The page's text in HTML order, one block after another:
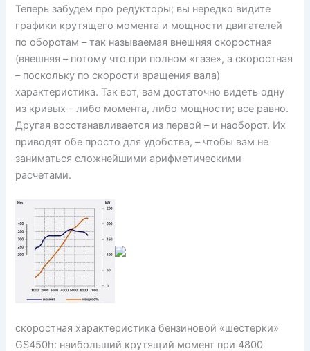
Теперь забудем про редукторы; вы нередко видите
графики крутящего момента и мощности двигателей
по оборотам – так называемая внешняя скоростная
(внешняя – потому что при полном «газе», а скоростная
– поскольку по скорости вращения вала)
характеристика. Так вот, вам достаточно видеть одну
из кривых – либо момента, либо мощности; все равно.
Другая восстанавливается из первой – и наоборот. Их
приводят обе просто для удобства, – чтобы вам не
заниматься сложнейшими арифметическими
расчетами.
cкоростная характеристика бензиновой «шестерки»
GS450h: наибольший крутящий момент при 4800